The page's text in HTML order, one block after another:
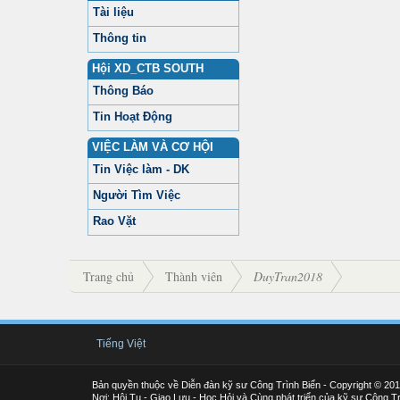
Tài liệu
Thông tin
Hội XD_CTB SOUTH
Thông Báo
Tin Hoạt Động
VIỆC LÀM VÀ CƠ HỘI
Tin Việc làm - DK
Người Tìm Việc
Rao Vặt
Trang chủ Thành viên DuyTran2018
Tiếng Việt
Bản quyền thuộc về Diễn đàn kỹ sư Công Trình Biển - Copyright ©
Nơi: Hội Tụ - Giao Lưu - Học Hỏi và Cùng phát triển của kỹ sư Công